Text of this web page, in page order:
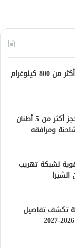
مطاردة بحرية تنتهي بحجز أكثر من 800 كيلوغرام
ضربة أمنية قوية بكتامة…حجز أكثر من 5 أطنان
ومرافقه
لشبكة تهريب
تكشف تفاصيل